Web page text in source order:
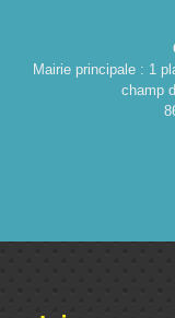
Mairie principale : 1
champ